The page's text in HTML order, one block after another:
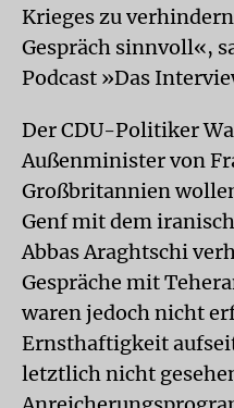
Krieges zu
Gespräch sinnvoll«,
Podcast »Das
Der CDU-Politiker
Außenminister von
Großbritannien
Genf mit dem
Abbas Araghtschi
Gespräche mit
waren jedoch nicht
Ernsthaftigkeit
letztlich nicht